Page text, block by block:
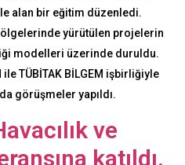
alan bir eğitim düzenledi.
yürütülen projelerin
modelleri üzerinde duruldu.
ile TÜBİTAK BİLGEM işbirliğiyle
görüşmeler yapıldı.
ve
katıldı.